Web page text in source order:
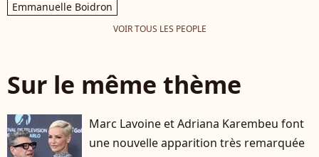
Emmanuelle Boidron
VOIR TOUS LES PEOPLE
Sur le même thème
Marc Lavoine et Adriana Karembeu font
une nouvelle apparition très remarquée